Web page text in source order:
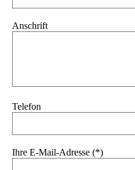
Anschrift
Telefon
Ihre E-Mail-Adresse (*)